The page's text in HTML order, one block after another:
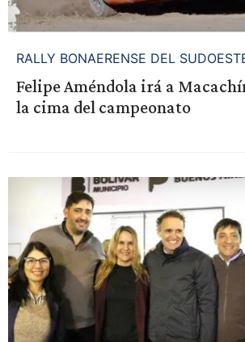
RALLY BONAERENSE DEL
Felipe Améndola irá a
la cima del campeonato